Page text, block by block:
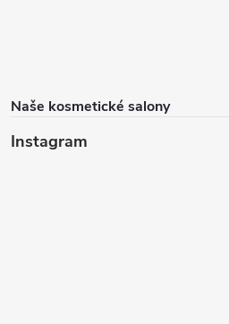
Naše kosmetické salony
Instagram